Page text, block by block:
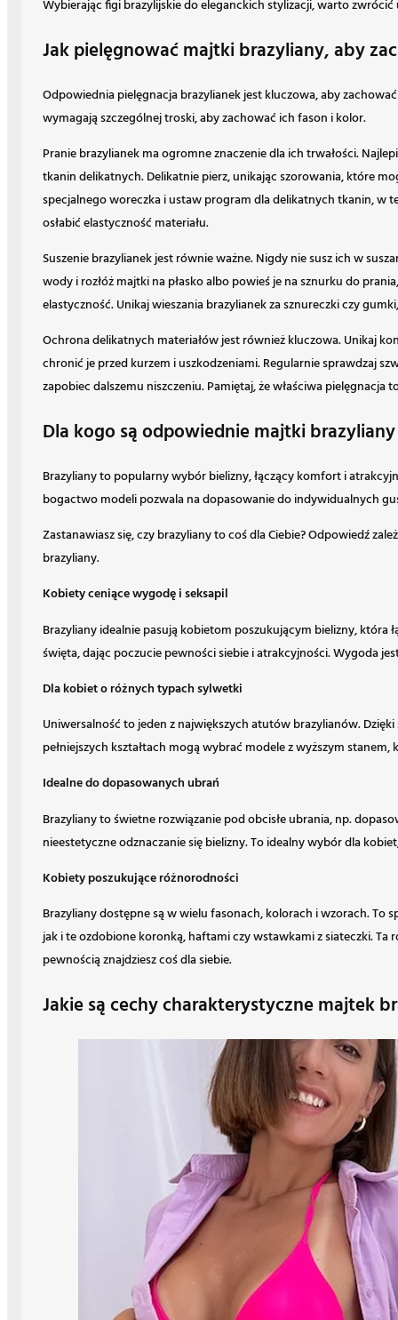
Wybierając figi brazylijskie do eleganckich stylizacji, warto
Jak pielęgnować majtki brazyliany, aby
Odpowiednia pielęgnacja brazylianek jest kluczowa, aby
wymagają szczególnej troski, aby zachować ich fason i kolor.
Pranie brazylianek ma ogromne znaczenie dla ich trwałości.
tkanin delikatnych. Delikatnie pierz, unikając szorowania, które
specjalnego woreczka i ustaw program dla delikatnych tkanin, w
osłabić elastyczność materiału.
Suszenie brazylianek jest równie ważne. Nigdy nie susz ich w
wody i rozłóż majtki na płasko albo powieś je na sznurku do
elastyczność. Unikaj wieszania brazylianek za sznureczki czy
Ochrona delikatnych materiałów jest również kluczowa. Unikaj
chronić je przed kurzem i uszkodzeniami. Regularnie sprawdzaj
zapobiec dalszemu niszczeniu. Pamiętaj, że właściwa
Dla kogo są odpowiednie majtki
Brazyliany to popularny wybór bielizny, łączący komfort i
bogactwo modeli pozwala na dopasowanie do indywidualnych
Zastanawiasz się, czy brazyliany to coś dla Ciebie? Odpowiedź
brazyliany.
Kobiety ceniące wygodę i seksapil
Brazyliany idealnie pasują kobietom poszukującym bielizny,
święta, dając poczucie pewności siebie i atrakcyjności. Wygoda
Dla kobiet o różnych typach sylwetki
Uniwersalność to jeden z największych atutów brazylianów.
pełniejszych kształtach mogą wybrać modele z wyższym
Idealne do dopasowanych ubrań
Brazyliany to świetne rozwiązanie pod obcisłe ubrania, np.
nieestetyczne odznaczanie się bielizny. To idealny wybór dla
Kobiety poszukujące różnorodności
Brazyliany dostępne są w wielu fasonach, kolorach i wzorach. To
jak i te ozdobione koronką, haftami czy wstawkami z siateczki.
pewnością znajdziesz coś dla siebie.
Jakie są cechy charakterystyczne majtek